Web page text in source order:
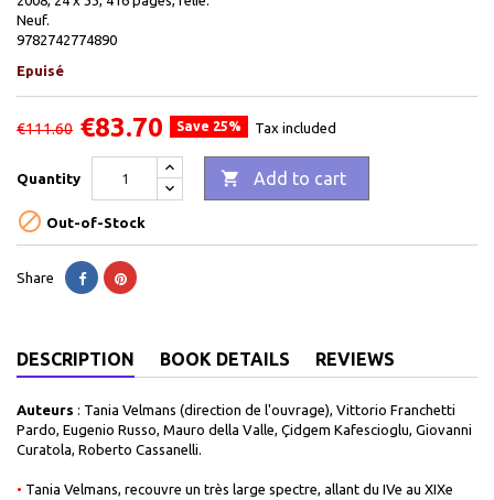
Neuf.
9782742774890
Epuisé
€111.60 €83.70 Save 25% Tax included
Quantity  Add to cart
 Out-of-Stock
Share
DESCRIPTION BOOK DETAILS REVIEWS
Auteurs : Tania Velmans (direction de l'ouvrage), Vittorio Franchetti
Pardo, Eugenio Russo, Mauro della Valle, Çidgem Kafescioglu, Giovanni
Curatola, Roberto Cassanelli.
• Tania Velmans, recouvre un très large spectre, allant du IVe au XIXe